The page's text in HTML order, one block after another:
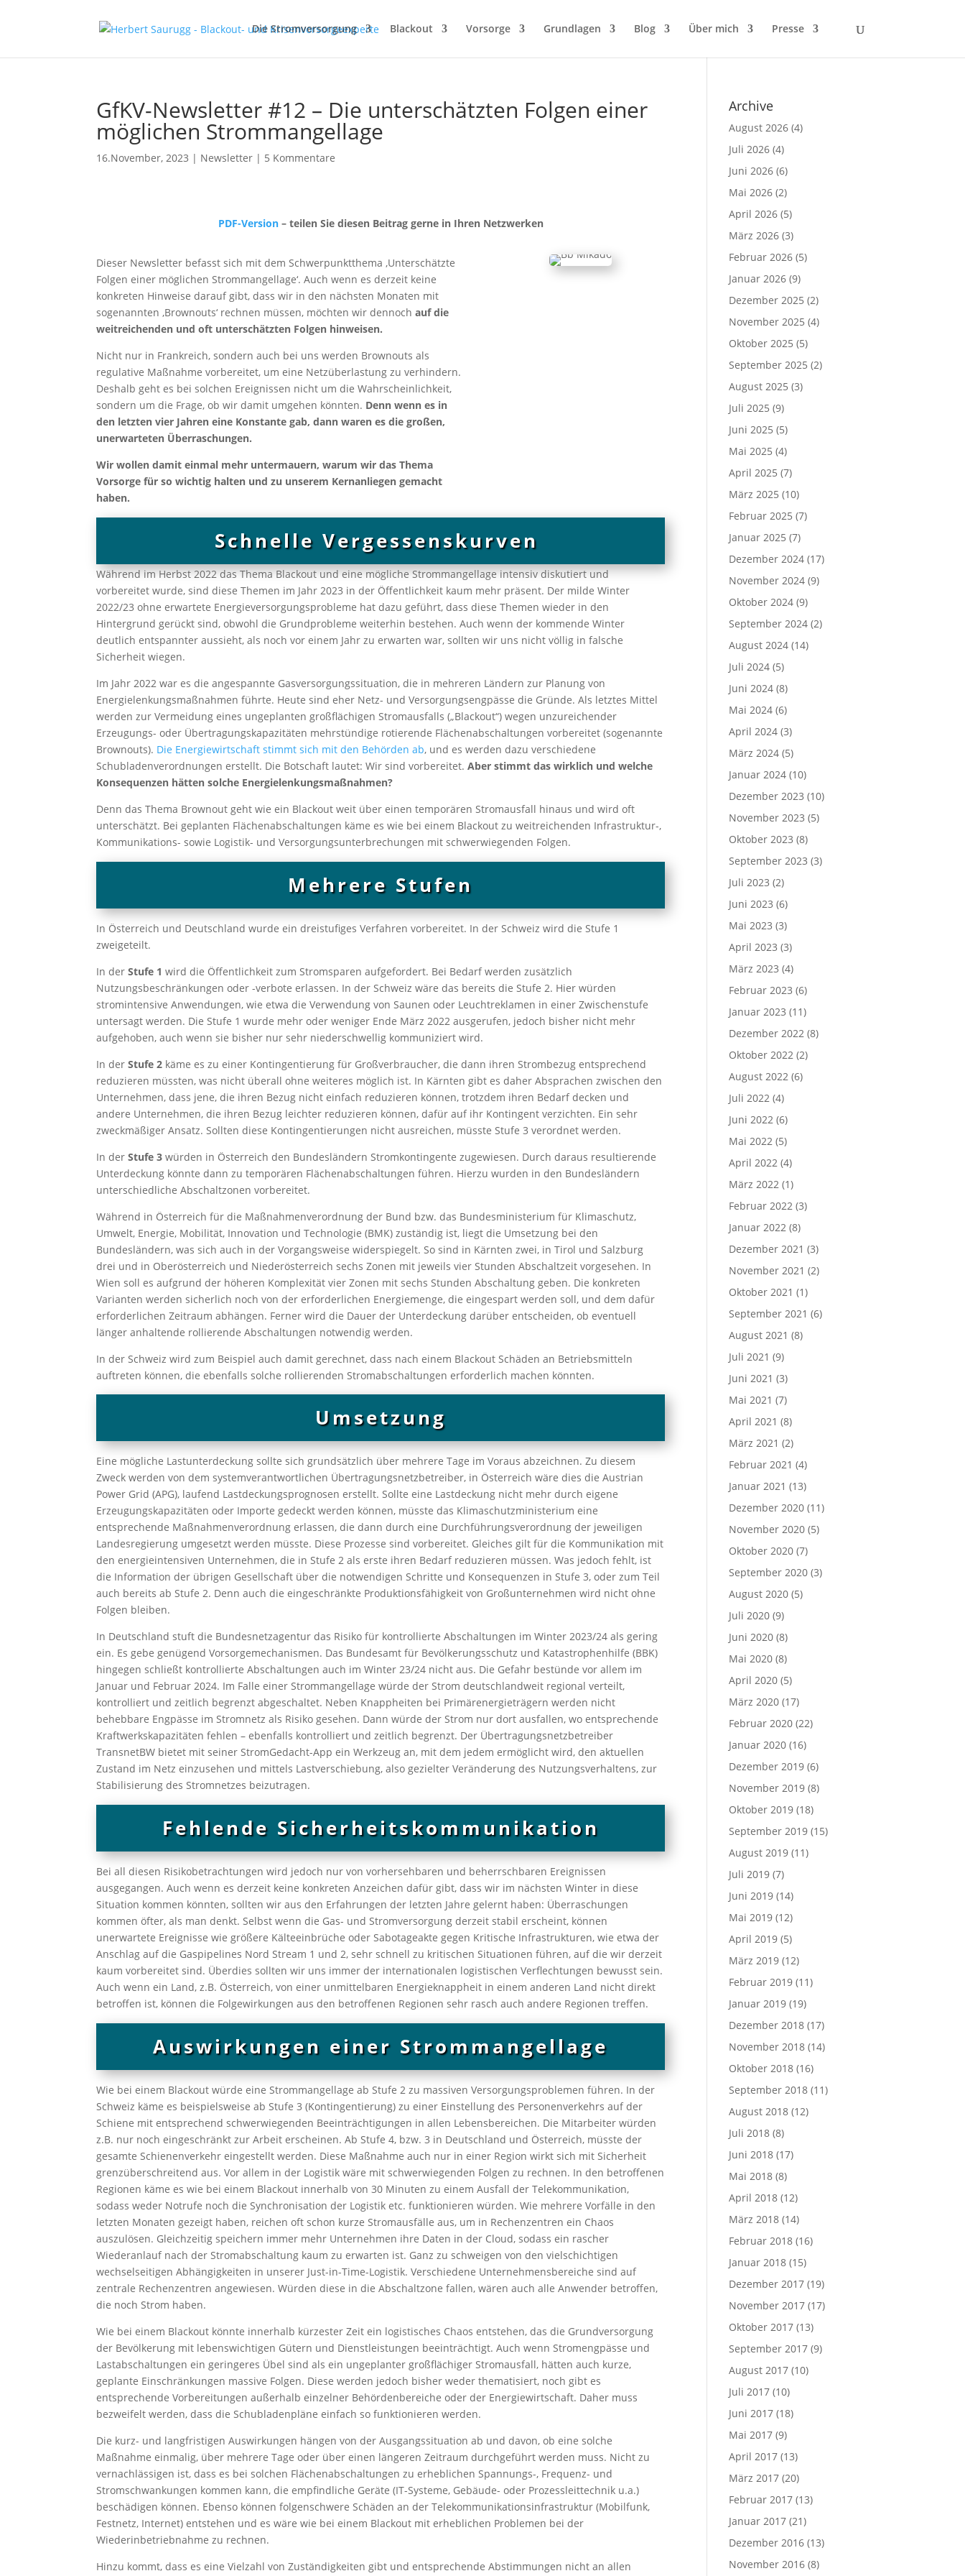
Die Stromversorgung Blackout Vorsorge Grundlagen Blog Über mich Presse
GfKV-Newsletter #12 – Die unterschätzten Folgen einer
möglichen Strommangellage
16.November, 2023 | Newsletter | 5 Kommentare
PDF-Version– teilen Sie diesen Beitrag gerne in Ihren Netzwerken
Dieser Newsletter befasst sich mit dem Schwerpunktthema ‚Unterschätzte
Folgen einer möglichen Strommangellage‘. Auch wenn es derzeit keine
konkreten Hinweise darauf gibt, dass wir in den nächsten Monaten mit
sogenannten ‚Brownouts‘ rechnen müssen, möchten wir dennochauf die
weitreichenden und oft unterschätzten Folgen hinweisen.
Nicht nur in Frankreich, sondern auch bei uns werden Brownouts als
regulative Maßnahme vorbereitet, um eine Netzüberlastung zu verhindern.
Deshalb geht es bei solchen Ereignissen nicht um die Wahrscheinlichkeit,
sondern um die Frage, ob wir damit umgehen könnten. Denn wenn es in
den letzten vier Jahren eine Konstante gab, dann waren es die großen,
unerwarteten Überraschungen.
Wir wollen damit einmal mehr untermauern, warum wir das Thema
Vorsorge für so wichtig halten und zu unserem Kernanliegen gemacht
haben.
Schnelle Vergessenskurven
Während im Herbst 2022 das Thema Blackout und eine mögliche Strommangellage intensiv diskutiert und
vorbereitet wurde, sind diese Themen im Jahr 2023 in der Öffentlichkeit kaum mehr präsent. Der milde Winter
2022/23 ohne erwartete Energieversorgungsprobleme hat dazu geführt, dass diese Themen wieder in den
Hintergrund gerückt sind, obwohl die Grundprobleme weiterhin bestehen. Auch wenn der kommende Winter
deutlich entspannter aussieht, als noch vor einem Jahr zu erwarten war, sollten wir uns nicht völlig in falsche
Sicherheit wiegen.
Im Jahr 2022 war es die angespannte Gasversorgungssituation, die in mehreren Ländern zur Planung von
Energielenkungsmaßnahmen führte. Heute sind eher Netz- und Versorgungsengpässe die Gründe. Als letztes Mittel
werden zur Vermeidung eines ungeplanten großflächigen Stromausfalls („Blackout“) wegen unzureichender
Erzeugungs- oder Übertragungskapazitäten mehrstündige rotierende Flächenabschaltungen vorbereitet (sogenannte
Brownouts). Die Energiewirtschaft stimmt sich mit den Behörden ab, und es werden dazu verschiedene
Schubladenverordnungen erstellt. Die Botschaft lautet: Wir sind vorbereitet.Aber stimmt das wirklich und welche
Konsequenzen hätten solche Energielenkungsmaßnahmen?
Denn das Thema Brownout geht wie ein Blackout weit über einen temporären Stromausfall hinaus und wird oft
unterschätzt. Bei geplanten Flächenabschaltungen käme es wie bei einem Blackout zu weitreichenden Infrastruktur-,
Kommunikations- sowie Logistik- und Versorgungsunterbrechungen mit schwerwiegenden Folgen.
Mehrere Stufen
In Österreich und Deutschland wurde ein dreistufiges Verfahren vorbereitet. In der Schweiz wird die Stufe 1
zweigeteilt.
In derStufe 1wird die Öffentlichkeit zum Stromsparen aufgefordert. Bei Bedarf werden zusätzlich
Nutzungsbeschränkungen oder -verbote erlassen. In der Schweiz wäre das bereits die Stufe 2. Hier würden
stromintensive Anwendungen, wie etwa die Verwendung von Saunen oder Leuchtreklamen in einer Zwischenstufe
untersagt werden. Die Stufe 1 wurde mehr oder weniger Ende März 2022 ausgerufen, jedoch bisher nicht mehr
aufgehoben, auch wenn sie bisher nur sehr niederschwellig kommuniziert wird.
In derStufe 2 käme es zu einer Kontingentierung für Großverbraucher, die dann ihren Strombezug entsprechend
reduzieren müssten, was nicht überall ohne weiteres möglich ist. In Kärnten gibt es daher Absprachen zwischen den
Unternehmen, dass jene, die ihren Bezug nicht einfach reduzieren können, trotzdem ihren Bedarf decken und
andere Unternehmen, die ihren Bezug leichter reduzieren können, dafür auf ihr Kontingent verzichten. Ein sehr
zweckmäßiger Ansatz. Sollten diese Kontingentierungen nicht ausreichen, müsste Stufe 3 verordnet werden.
In derStufe 3 würden in Österreich den Bundesländern Stromkontingente zugewiesen. Durch daraus resultierende
Unterdeckung könnte dann zu temporären Flächenabschaltungen führen. Hierzu wurden in den Bundesländern
unterschiedliche Abschaltzonen vorbereitet.
Während in Österreich für die Maßnahmenverordnung der Bund bzw. das Bundesministerium für Klimaschutz,
Umwelt, Energie, Mobilität, Innovation und Technologie (BMK) zuständig ist, liegt die Umsetzung bei den
Bundesländern, was sich auch in der Vorgangsweise widerspiegelt. So sind in Kärnten zwei, in Tirol und Salzburg
drei und in Oberösterreich und Niederösterreich sechs Zonen mit jeweils vier Stunden Abschaltzeit vorgesehen. In
Wien soll es aufgrund der höheren Komplexität vier Zonen mit sechs Stunden Abschaltung geben. Die konkreten
Varianten werden sicherlich noch von der erforderlichen Energiemenge, die eingespart werden soll, und dem dafür
erforderlichen Zeitraum abhängen. Ferner wird die Dauer der Unterdeckung darüber entscheiden, ob eventuell
länger anhaltende rollierende Abschaltungen notwendig werden.
In der Schweiz wird zum Beispiel auch damit gerechnet, dass nach einem Blackout Schäden an Betriebsmitteln
auftreten können, die ebenfalls solche rollierenden Stromabschaltungen erforderlich machen könnten.
Umsetzung
Eine mögliche Lastunterdeckung sollte sich grundsätzlich über mehrere Tage im Voraus abzeichnen. Zu diesem
Zweck werden von dem systemverantwortlichen Übertragungsnetzbetreiber, in Österreich wäre dies die Austrian
Power Grid (APG), laufend Lastdeckungsprognosen erstellt. Sollte eine Lastdeckung nicht mehr durch eigene
Erzeugungskapazitäten oder Importe gedeckt werden können, müsste das Klimaschutzministerium eine
entsprechende Maßnahmenverordnung erlassen, die dann durch eine Durchführungsverordnung der jeweiligen
Landesregierung umgesetzt werden müsste. Diese Prozesse sind vorbereitet. Gleiches gilt für die Kommunikation mit
den energieintensiven Unternehmen, die in Stufe 2 als erste ihren Bedarf reduzieren müssen. Was jedoch fehlt, ist
die Information der übrigen Gesellschaft über die notwendigen Schritte und Konsequenzen in Stufe 3, oder zum Teil
auch bereits ab Stufe 2. Denn auch die eingeschränkte Produktionsfähigkeit von Großunternehmen wird nicht ohne
Folgen bleiben.
In Deutschland stuft die Bundesnetzagentur das Risiko für kontrollierte Abschaltungen im Winter 2023/24 als gering
ein. Es gebe genügend Vorsorgemechanismen. Das Bundesamt für Bevölkerungsschutz und Katastrophenhilfe (BBK)
hingegen schließt kontrollierte Abschaltungen auch im Winter 23/24 nicht aus. Die Gefahr bestünde vor allem im
Januar und Februar 2024. Im Falle einer Strommangellage würde der Strom deutschlandweit regional verteilt,
kontrolliert und zeitlich begrenzt abgeschaltet. Neben Knappheiten bei Primärenergieträgern werden nicht
behebbare Engpässe im Stromnetz als Risiko gesehen. Dann würde der Strom nur dort ausfallen, wo entsprechende
Kraftwerkskapazitäten fehlen – ebenfalls kontrolliert und zeitlich begrenzt. Der Übertragungsnetzbetreiber
TransnetBW bietet mit seiner StromGedacht-App ein Werkzeug an, mit dem jedem ermöglicht wird, den aktuellen
Zustand im Netz einzusehen und mittels Lastverschiebung, also gezielter Veränderung des Nutzungsverhaltens, zur
Stabilisierung des Stromnetzes beizutragen.
Fehlende Sicherheitskommunikation
Bei all diesen Risikobetrachtungen wird jedoch nur von vorhersehbaren und beherrschbaren Ereignissen
ausgegangen. Auch wenn es derzeit keine konkreten Anzeichen dafür gibt, dass wir im nächsten Winter in diese
Situation kommen könnten, sollten wir aus den Erfahrungen der letzten Jahre gelernt haben: Überraschungen
kommen öfter, als man denkt. Selbst wenn die Gas- und Stromversorgung derzeit stabil erscheint, können
unerwartete Ereignisse wie größere Kälteeinbrüche oder Sabotageakte gegen Kritische Infrastrukturen, wie etwa der
Anschlag auf die Gaspipelines Nord Stream 1 und 2, sehr schnell zu kritischen Situationen führen, auf die wir derzeit
kaum vorbereitet sind. Überdies sollten wir uns immer der internationalen logistischen Verflechtungen bewusst sein.
Auch wenn ein Land, z.B. Österreich, von einer unmittelbaren Energieknappheit in einem anderen Land nicht direkt
betroffen ist, können die Folgewirkungen aus den betroffenen Regionen sehr rasch auch andere Regionen treffen.
Auswirkungen einer Strommangellage
Wie bei einem Blackout würde eine Strommangellage ab Stufe 2 zu massiven Versorgungsproblemen führen. In der
Schweiz käme es beispielsweise ab Stufe 3 (Kontingentierung) zu einer Einstellung des Personenverkehrs auf der
Schiene mit entsprechend schwerwiegenden Beeinträchtigungen in allen Lebensbereichen. Die Mitarbeiter würden
z.B. nur noch eingeschränkt zur Arbeit erscheinen. Ab Stufe 4, bzw. 3 in Deutschland und Österreich, müsste der
gesamte Schienenverkehr eingestellt werden. Diese Maßnahme auch nur in einer Region wirkt sich mit Sicherheit
grenzüberschreitend aus. Vor allem in der Logistik wäre mit schwerwiegenden Folgen zu rechnen. In den betroffenen
Regionen käme es wie bei einem Blackout innerhalb von 30 Minuten zu einem Ausfall der Telekommunikation,
sodass weder Notrufe noch die Synchronisation der Logistik etc. funktionieren würden. Wie mehrere Vorfälle in den
letzten Monaten gezeigt haben, reichen oft schon kurze Stromausfälle aus, um in Rechenzentren ein Chaos
auszulösen. Gleichzeitig speichern immer mehr Unternehmen ihre Daten in der Cloud, sodass ein rascher
Wiederanlauf nach der Stromabschaltung kaum zu erwarten ist. Ganz zu schweigen von den vielschichtigen
wechselseitigen Abhängigkeiten in unserer Just-in-Time-Logistik. Verschiedene Unternehmensbereiche sind auf
zentrale Rechenzentren angewiesen. Würden diese in die Abschaltzone fallen, wären auch alle Anwender betroffen,
die noch Strom haben.
Wie bei einem Blackout könnte innerhalb kürzester Zeit ein logistisches Chaos entstehen, das die Grundversorgung
der Bevölkerung mit lebenswichtigen Gütern und Dienstleistungen beeinträchtigt. Auch wenn Stromengpässe und
Lastabschaltungen ein geringeres Übel sind als ein ungeplanter großflächiger Stromausfall, hätten auch kurze,
geplante Einschränkungen massive Folgen. Diese werden jedoch bisher weder thematisiert, noch gibt es
entsprechende Vorbereitungen außerhalb einzelner Behördenbereiche oder der Energiewirtschaft. Daher muss
bezweifelt werden, dass die Schubladenpläne einfach so funktionieren werden.
Die kurz- und langfristigen Auswirkungen hängen von der Ausgangssituation ab und davon, ob eine solche
Maßnahme einmalig, über mehrere Tage oder über einen längeren Zeitraum durchgeführt werden muss. Nicht zu
vernachlässigen ist, dass es bei solchen Flächenabschaltungen zu erheblichen Spannungs-, Frequenz- und
Stromschwankungen kommen kann, die empfindliche Geräte (IT-Systeme, Gebäude- oder Prozessleittechnik u.a.)
beschädigen können. Ebenso können folgenschwere Schäden an der Telekommunikationsinfrastruktur (Mobilfunk,
Festnetz, Internet) entstehen und es wäre wie bei einem Blackout mit erheblichen Problemen bei der
Wiederinbetriebnahme zu rechnen.
Hinzu kommt, dass es eine Vielzahl von Zuständigkeiten gibt und entsprechende Abstimmungen nicht an allen
Archive
August 2026 (4)
Juli 2026 (4)
Juni 2026 (6)
Mai 2026 (2)
April 2026 (5)
März 2026 (3)
Februar 2026 (5)
Januar 2026 (9)
Dezember 2025 (2)
November 2025 (4)
Oktober 2025 (5)
September 2025 (2)
August 2025 (3)
Juli 2025 (9)
Juni 2025 (5)
Mai 2025 (4)
April 2025 (7)
März 2025 (10)
Februar 2025 (7)
Januar 2025 (7)
Dezember 2024 (17)
November 2024 (9)
Oktober 2024 (9)
September 2024 (2)
August 2024 (14)
Juli 2024 (5)
Juni 2024 (8)
Mai 2024 (6)
April 2024 (3)
März 2024 (5)
Januar 2024 (10)
Dezember 2023 (10)
November 2023 (5)
Oktober 2023 (8)
September 2023 (3)
Juli 2023 (2)
Juni 2023 (6)
Mai 2023 (3)
April 2023 (3)
März 2023 (4)
Februar 2023 (6)
Januar 2023 (11)
Dezember 2022 (8)
Oktober 2022 (2)
August 2022 (6)
Juli 2022 (4)
Juni 2022 (6)
Mai 2022 (5)
April 2022 (4)
März 2022 (1)
Februar 2022 (3)
Januar 2022 (8)
Dezember 2021 (3)
November 2021 (2)
Oktober 2021 (1)
September 2021 (6)
August 2021 (8)
Juli 2021 (9)
Juni 2021 (3)
Mai 2021 (7)
April 2021 (8)
März 2021 (2)
Februar 2021 (4)
Januar 2021 (13)
Dezember 2020 (11)
November 2020 (5)
Oktober 2020 (7)
September 2020 (3)
August 2020 (5)
Juli 2020 (9)
Juni 2020 (8)
Mai 2020 (8)
April 2020 (5)
März 2020 (17)
Februar 2020 (22)
Januar 2020 (16)
Dezember 2019 (6)
November 2019 (8)
Oktober 2019 (18)
September 2019 (15)
August 2019 (11)
Juli 2019 (7)
Juni 2019 (14)
Mai 2019 (12)
April 2019 (5)
März 2019 (12)
Februar 2019 (11)
Januar 2019 (19)
Dezember 2018 (17)
November 2018 (14)
Oktober 2018 (16)
September 2018 (11)
August 2018 (12)
Juli 2018 (8)
Juni 2018 (17)
Mai 2018 (8)
April 2018 (12)
März 2018 (14)
Februar 2018 (16)
Januar 2018 (15)
Dezember 2017 (19)
November 2017 (17)
Oktober 2017 (13)
September 2017 (9)
August 2017 (10)
Juli 2017 (10)
Juni 2017 (18)
Mai 2017 (9)
April 2017 (13)
März 2017 (20)
Februar 2017 (13)
Januar 2017 (21)
Dezember 2016 (13)
November 2016 (8)